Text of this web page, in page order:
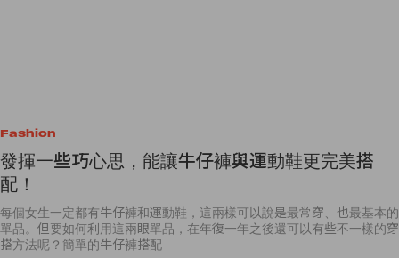
Fashion
發揮一些巧心思，能讓牛仔褲與運動鞋更完美搭
配！
每個女生一定都有牛仔褲和運動鞋，這兩樣可以說是最常穿、也最基本的
單品。但要如何利用這兩眼單品，在年復一年之後還可以有些不一樣的穿
搭方法呢？簡單的牛仔褲搭配